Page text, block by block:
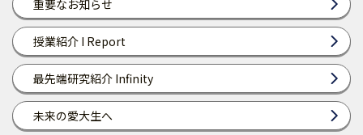
重要なお知らせ
授業紹介 I Report
最先端研究紹介 Infinity
未来の愛大生へ